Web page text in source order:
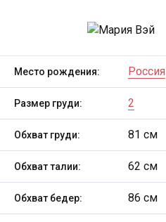
Место рождения: Россия
Размер груди: 2
Обхват груди: 81 см
Обхват талии: 62 см
Обхват бедер: 86 см